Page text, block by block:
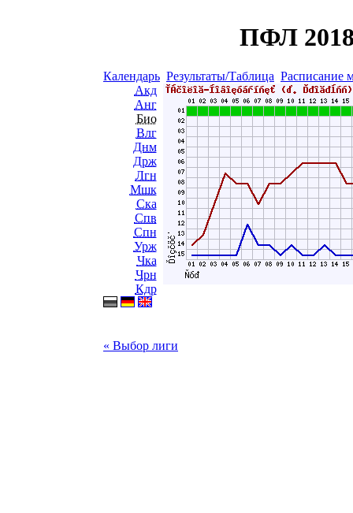
ПФЛ
Календарь Результаты/Таблица Расписание
Акд
Анг
Био
Влг
Днм
Држ
Лгн
Мшк
Ска
Спв
Спн
Урж
Чка
Чрн
Кдр
« Выбор лиги